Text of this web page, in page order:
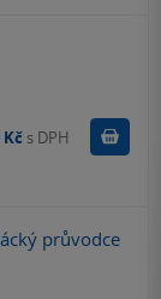
Kč s DPH Koupit
průvodce